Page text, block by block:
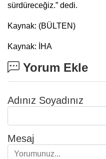
sürdüreceğiz.” dedi.
Kaynak: (BÜLTEN)
Kaynak: İHA
Yorum Ekle
Adınız Soyadınız
Mesaj